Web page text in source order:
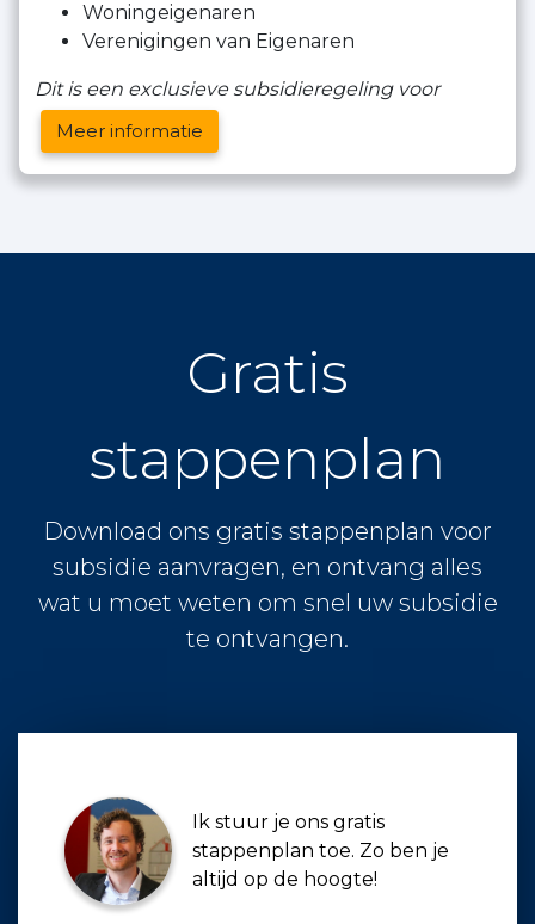
Woningeigenaren
Verenigingen van Eigenaren
Dit is een exclusieve subsidieregeling voor
Meer informatie
Gratis
stappenplan
Download ons gratis stappenplan voor
subsidie aanvragen, en ontvang alles
wat u moet weten om snel uw subsidie
te ontvangen.
Ik stuur je ons gratis
stappenplan toe. Zo ben je
altijd op de hoogte!